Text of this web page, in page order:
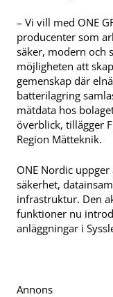
– Vi vill med ONE
producenter som
säker, modern och
möjligheten att
gemenskap där
batterilagring
mätdata hos
överblick, tillägger
Region Mätteknik.
ONE Nordic
säkerhet,
infrastruktur. Den
funktioner nu
anläggningar i
Annons